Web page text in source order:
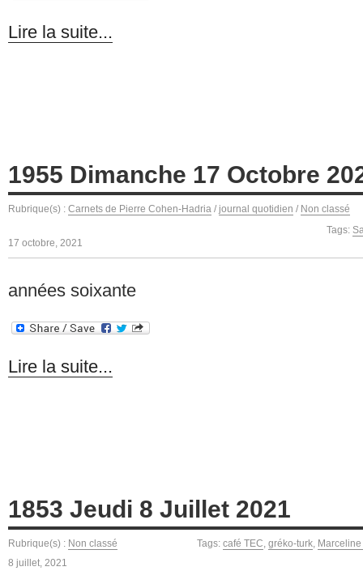
Lire la suite...
1955 Dimanche 17 Octobre
Rubrique(s) : Carnets de Pierre Cohen-Hadria / journal quotidien / Non classé
Tags:
17 octobre, 2021
années soixante
Lire la suite...
1853 Jeudi 8 Juillet 2021
Rubrique(s) : Non classé Tags: café TEC, gréko-turk,
8 juillet, 2021